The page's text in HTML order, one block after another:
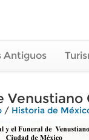
Antiguos
/ Historia de